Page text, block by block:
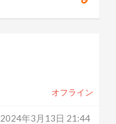
オフライン
2024年3月13日 21:44